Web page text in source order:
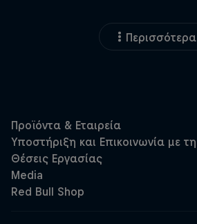
Περισσότερα